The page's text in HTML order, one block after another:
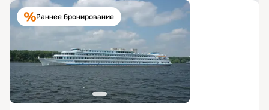
Раннее бронирование